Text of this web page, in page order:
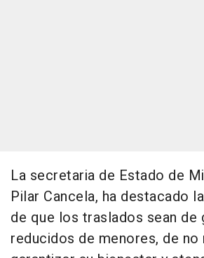
La secretaria de Estado de
Pilar Cancela, ha destacado
de que los traslados sean de
reducidos de menores, de no